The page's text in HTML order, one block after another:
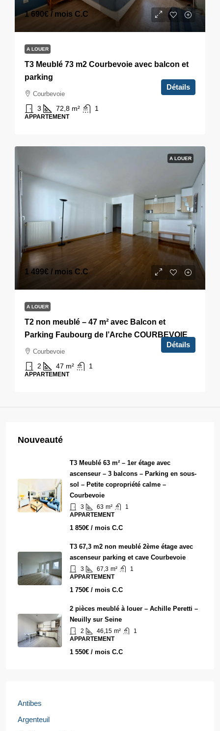
1 690€ / mois C.C
A LOUER
T3 Meublé 73 m2 Courbevoie avec balcon et
parking
Courbevoie
3 72,8 m² 1
APPARTEMENT
Détails
A LOUER
1 499€ / mois C.C
A LOUER
T2 non meublé – 47 m² avec Balcon et
Parking Faubourg de l’Arche COURBEVOIE
Courbevoie
2 47 m² 1
APPARTEMENT
Détails
Nouveauté
T3 Meublé 63 m² – 1er étage avec
ascenseur – 3 balcons – Parking en sous-
sol – Petite copropriété calme –
Courbevoie
3 63 m²
1
APPARTEMENT
1 850€ / mois C.C
T3 67,3 m2 non meublé 2ème étage avec
ascenseur parking et cave Courbevoie
3 67,3 m²
1
APPARTEMENT
1 750€ / mois C.C
2 pièces meublé à louer – Achille Peretti –
Neuilly sur Seine
2 46,15 m²
1
APPARTEMENT
1 550€ / mois C.C
Antibes
Argenteuil